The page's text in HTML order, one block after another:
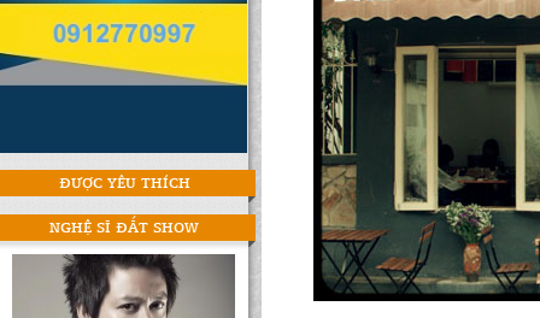
ĐƯỢC YÊU THÍCH
NGHỆ SĨ ĐẮT SHOW